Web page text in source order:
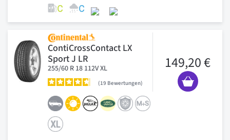
ContiCrossContact LX
Sport J LR
255/60 R 18 112V XL
19 Bewertungen
149,20 €